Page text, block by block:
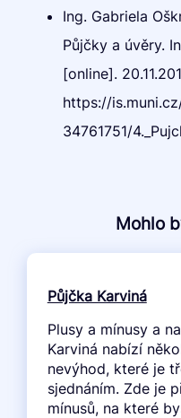
Ing. Gabriela
Půjčky a úvěry.
[online].
https://
34761751/
Mohlo
Půjčka Karviná
Plusy a mínusy a
Karviná nabízí
nevýhod, které je
sjednáním. Zde je
mínusů, na které